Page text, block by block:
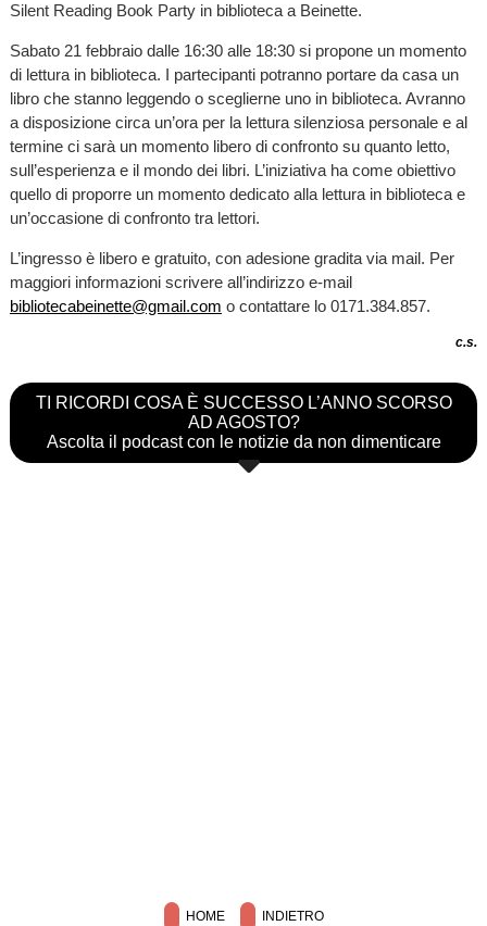
Silent Reading Book Party in biblioteca a Beinette.
Sabato 21 febbraio dalle 16:30 alle 18:30 si propone un momento
di lettura in biblioteca. I partecipanti potranno portare da casa un
libro che stanno leggendo o sceglierne uno in biblioteca. Avranno
a disposizione circa un’ora per la lettura silenziosa personale e al
termine ci sarà un momento libero di confronto su quanto letto,
sull’esperienza e il mondo dei libri. L’iniziativa ha come obiettivo
quello di proporre un momento dedicato alla lettura in biblioteca e
un’occasione di confronto tra lettori.
L’ingresso è libero e gratuito, con adesione gradita via mail. Per
maggiori informazioni scrivere all’indirizzo e-mail
bibliotecabeinette@gmail.com o contattare lo 0171.384.857.
c.s.
TI RICORDI COSA È SUCCESSO L’ANNO SCORSO
AD AGOSTO?
Ascolta il podcast con le notizie da non dimenticare
HOME INDIETRO